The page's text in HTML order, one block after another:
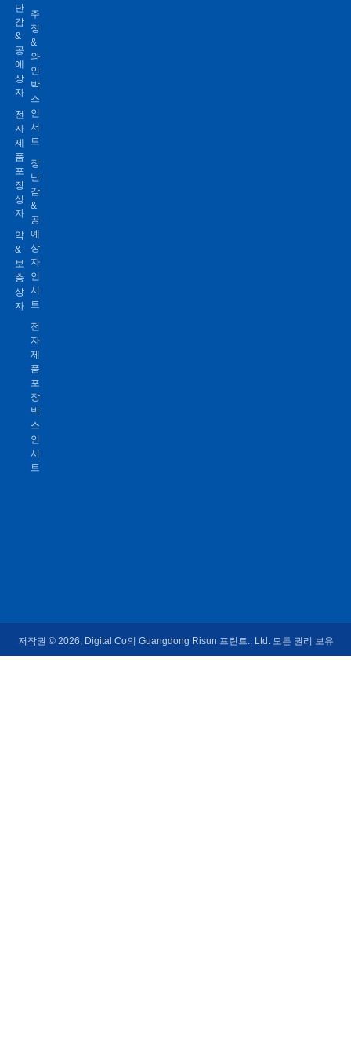
난
감
&
공
예
상
자
전
자
제
품
포
장
상
자
약
&
보
충
상
자
주
정
&
와
인
박
스
인
서
트
장
난
감
&
공
예
상
자
인
서
트
전
자
제
품
포
장
박
스
인
서
트
저작권 © 2026, Digital Co의 Guangdong Risun 프린트., Ltd. 모든 권리 보유